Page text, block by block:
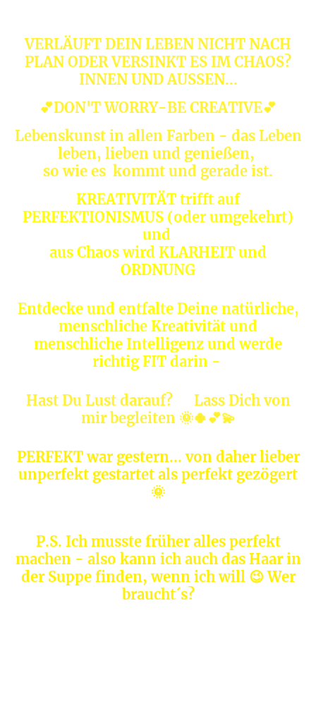
VERLÄUFT DEIN LEBEN NICHT NACH
PLAN ODER VERSINKT ES IM CHAOS?
INNEN UND AUSSEN...
💕DON'T WORRY-BE CREATIVE💕
Lebenskunst in allen Farben - das Leben
leben, lieben und genießen,
so wie es kommt und gerade ist.
KREATIVITÄT trifft auf
PERFEKTIONISMUS (oder umgekehrt)
und
aus Chaos wird KLARHEIT und
ORDNUNG
Entdecke und entfalte Deine natürliche,
menschliche Kreativität und
menschliche Intelligenz und werde
richtig FIT darin -
Hast Du Lust darauf? Lass Dich von
mir begleiten 🌞🍀💕💫
PERFEKT war gestern... von daher lieber
unperfekt gestartet als perfekt gezögert
🌞
P.S. Ich musste früher alles perfekt
machen - also kann ich auch das Haar in
der Suppe finden, wenn ich will 😉 Wer
braucht´s?